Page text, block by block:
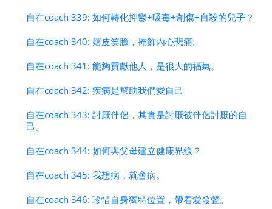
自在coach 339: 如何轉化抑鬱+吸毒+創傷+自殺的兒子？
自在coach 340: 嬉皮笑臉，掩飾內心悲痛。
自在coach 341: 能夠貢獻他人，是很大的福氣。
自在coach 342: 疾病是幫助我們愛自己
自在coach 343: 討厭伴侶，其實是討厭被伴侶討厭的自
己。
自在coach 344: 如何與父母建立健康界線？
自在coach 345: 我想病，就會病。
自在coach 346: 珍惜自身獨特位置，帶着愛發聲。